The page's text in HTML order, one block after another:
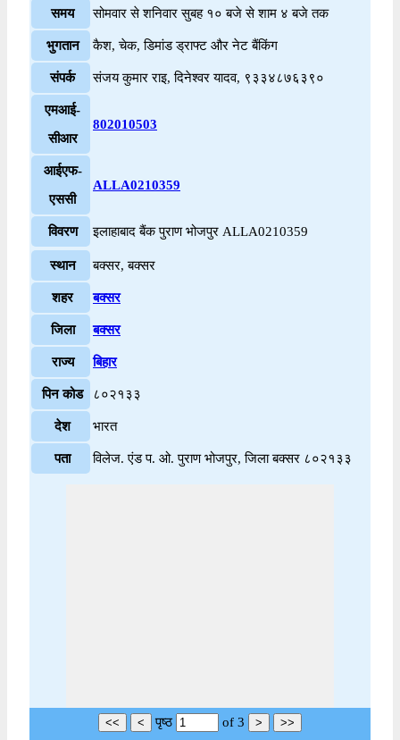
समय सोमवार से शनिवार सुबह १० बजे से शाम ४ बजे तक
भुगतान कैश, चेक, डिमांड ड्राफ्ट और नेट बैंकिंग
संपर्क संजय कुमार राइ, दिनेश्वर यादव, ९३३४८७६३९०
एमआई-
सीआर
802010503
आईएफ-
एससी
ALLA0210359
विवरण इलाहाबाद बैंक पुराण भोजपुर ALLA0210359
स्थान बक्सर, बक्सर
शहर बक्सर
जिला बक्सर
राज्य बिहार
पिन कोड ८०२१३३
देश भारत
पता विलेज. एंड प. ओ. पुराण भोजपुर, जिला बक्सर ८०२१३३
पृष्ठ of 3